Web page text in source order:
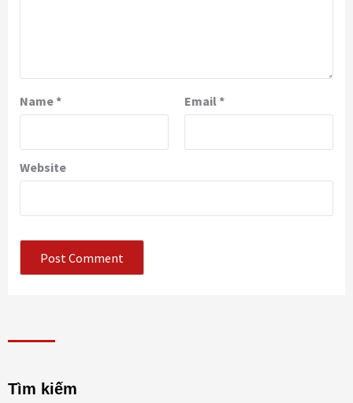
Name* Email*
Website
Tìm kiếm